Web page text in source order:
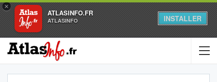
×
ATLASINFO.FR
ATLASINFO INSTALLER